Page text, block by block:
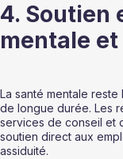
4. Soutien
mentale
La santé mentale
de longue durée. Les
services de conseil et
soutien direct aux
assiduité.